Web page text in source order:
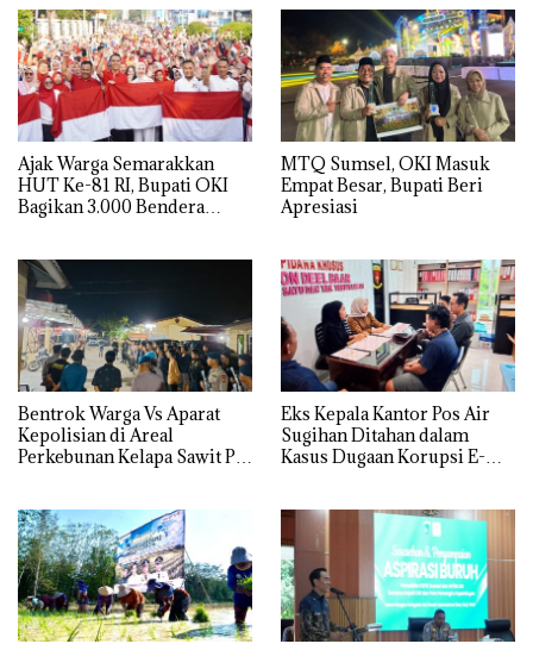
Ajak Warga Semarakkan
HUT Ke-81 RI, Bupati OKI
Bagikan 3.000 Bendera
MTQ Sumsel, OKI Masuk
Empat Besar, Bupati Beri
Apresiasi
Bentrok Warga Vs Aparat
Kepolisian di Areal
Perkebunan Kelapa Sawit PT
Eks Kepala Kantor Pos Air
Sugihan Ditahan dalam
Kasus Dugaan Korupsi E-